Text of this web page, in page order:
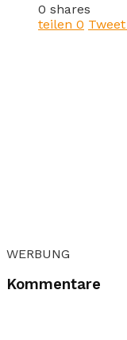
0 shares
teilen 0 Tweet
WERBUNG
Kommentare